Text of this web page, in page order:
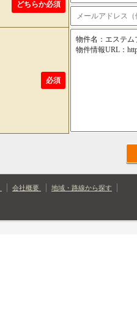
どちらか必須
必須
会社概要 地域・路線から探す